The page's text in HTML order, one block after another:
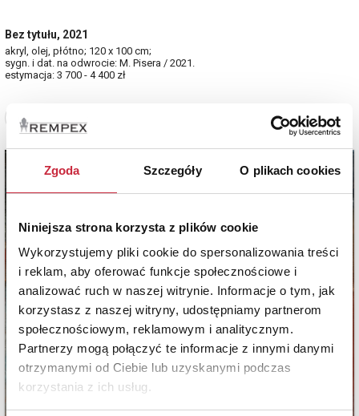
Zgoda Szczegóły O plikach cookies
Niniejsza strona korzysta z plików cookie
Wykorzystujemy pliki cookie do spersonalizowania treści
i reklam, aby oferować funkcje społecznościowe i
analizować ruch w naszej witrynie. Informacje o tym, jak
korzystasz z naszej witryny, udostępniamy partnerom
społecznościowym, reklamowym i analitycznym.
Partnerzy mogą połączyć te informacje z innymi danymi
otrzymanymi od Ciebie lub uzyskanymi podczas
korzystania z ich usług.
Bez tytułu, 2021
akryl, olej, płótno; 120 x 100 cm;
sygn. i dat. na odwrocie: M. Pisera / 2021.
estymacja: 3 700 - 4 400 zł
Zobacz pełne informacje